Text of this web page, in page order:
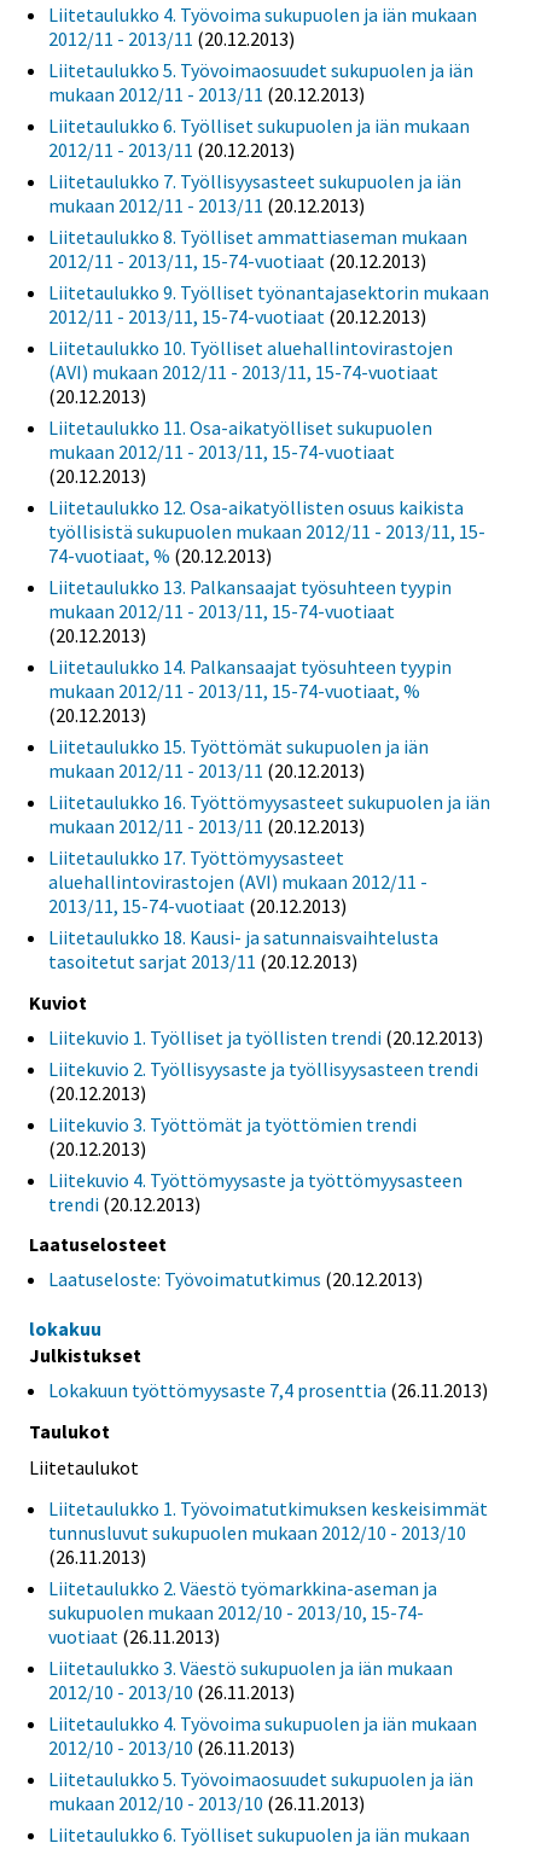
Liitetaulukko 4. Työvoima sukupuolen ja iän mukaan
2012/11 - 2013/11 (20.12.2013)
Liitetaulukko 5. Työvoimaosuudet sukupuolen ja iän
mukaan 2012/11 - 2013/11 (20.12.2013)
Liitetaulukko 6. Työlliset sukupuolen ja iän mukaan
2012/11 - 2013/11 (20.12.2013)
Liitetaulukko 7. Työllisyysasteet sukupuolen ja iän
mukaan 2012/11 - 2013/11 (20.12.2013)
Liitetaulukko 8. Työlliset ammattiaseman mukaan
2012/11 - 2013/11, 15-74-vuotiaat (20.12.2013)
Liitetaulukko 9. Työlliset työnantajasektorin mukaan
2012/11 - 2013/11, 15-74-vuotiaat (20.12.2013)
Liitetaulukko 10. Työlliset aluehallintovirastojen
(AVI) mukaan 2012/11 - 2013/11, 15-74-vuotiaat
(20.12.2013)
Liitetaulukko 11. Osa-aikatyölliset sukupuolen
mukaan 2012/11 - 2013/11, 15-74-vuotiaat
(20.12.2013)
Liitetaulukko 12. Osa-aikatyöllisten osuus kaikista
työllisistä sukupuolen mukaan 2012/11 - 2013/11, 15-
74-vuotiaat, % (20.12.2013)
Liitetaulukko 13. Palkansaajat työsuhteen tyypin
mukaan 2012/11 - 2013/11, 15-74-vuotiaat
(20.12.2013)
Liitetaulukko 14. Palkansaajat työsuhteen tyypin
mukaan 2012/11 - 2013/11, 15-74-vuotiaat, %
(20.12.2013)
Liitetaulukko 15. Työttömät sukupuolen ja iän
mukaan 2012/11 - 2013/11 (20.12.2013)
Liitetaulukko 16. Työttömyysasteet sukupuolen ja iän
mukaan 2012/11 - 2013/11 (20.12.2013)
Liitetaulukko 17. Työttömyysasteet
aluehallintovirastojen (AVI) mukaan 2012/11 -
2013/11, 15-74-vuotiaat (20.12.2013)
Liitetaulukko 18. Kausi- ja satunnaisvaihtelusta
tasoitetut sarjat 2013/11 (20.12.2013)
Kuviot
Liitekuvio 1. Työlliset ja työllisten trendi (20.12.2013)
Liitekuvio 2. Työllisyysaste ja työllisyysasteen trendi
(20.12.2013)
Liitekuvio 3. Työttömät ja työttömien trendi
(20.12.2013)
Liitekuvio 4. Työttömyysaste ja työttömyysasteen
trendi (20.12.2013)
Laatuselosteet
Laatuseloste: Työvoimatutkimus (20.12.2013)
lokakuu
Julkistukset
Lokakuun työttömyysaste 7,4 prosenttia (26.11.2013)
Taulukot
Liitetaulukot
Liitetaulukko 1. Työvoimatutkimuksen keskeisimmät
tunnusluvut sukupuolen mukaan 2012/10 - 2013/10
(26.11.2013)
Liitetaulukko 2. Väestö työmarkkina-aseman ja
sukupuolen mukaan 2012/10 - 2013/10, 15-74-
vuotiaat (26.11.2013)
Liitetaulukko 3. Väestö sukupuolen ja iän mukaan
2012/10 - 2013/10 (26.11.2013)
Liitetaulukko 4. Työvoima sukupuolen ja iän mukaan
2012/10 - 2013/10 (26.11.2013)
Liitetaulukko 5. Työvoimaosuudet sukupuolen ja iän
mukaan 2012/10 - 2013/10 (26.11.2013)
Liitetaulukko 6. Työlliset sukupuolen ja iän mukaan